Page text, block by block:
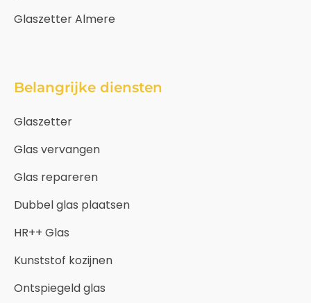
Glaszetter Almere
Belangrijke diensten
Glaszetter
Glas vervangen
Glas repareren
Dubbel glas plaatsen
HR++ Glas
Kunststof kozijnen
Ontspiegeld glas